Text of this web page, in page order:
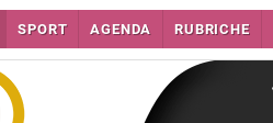
SPORT AGENDA RUBRICHE